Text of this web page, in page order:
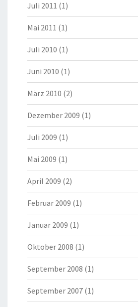
Juli 2011 (1)
Mai 2011 (1)
Juli 2010 (1)
Juni 2010 (1)
März 2010 (2)
Dezember 2009 (1)
Juli 2009 (1)
Mai 2009 (1)
April 2009 (2)
Februar 2009 (1)
Januar 2009 (1)
Oktober 2008 (1)
September 2008 (1)
September 2007 (1)